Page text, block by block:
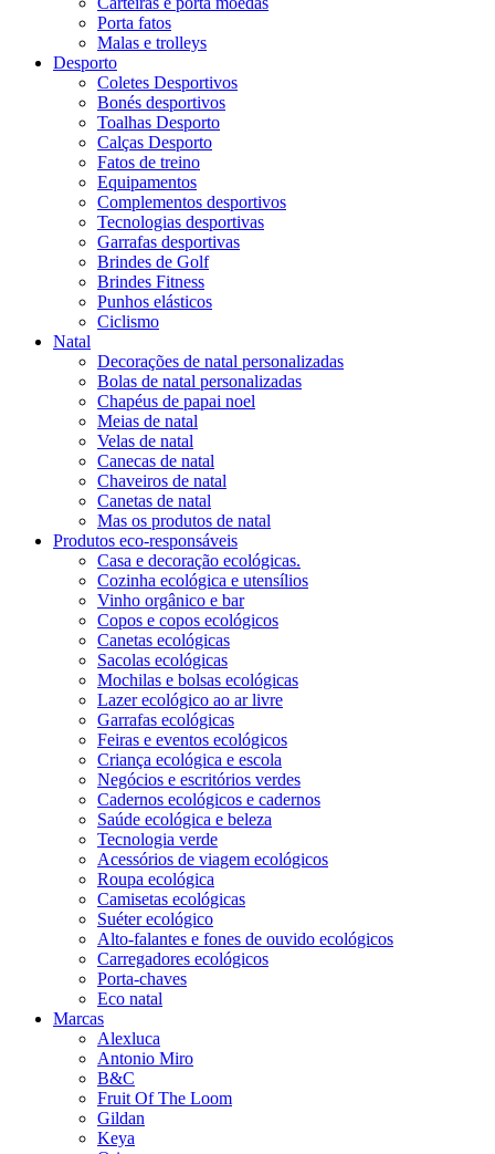
Porta fatos
Malas e trolleys
Desporto
Coletes Desportivos
Bonés desportivos
Toalhas Desporto
Calças Desporto
Fatos de treino
Equipamentos
Complementos desportivos
Tecnologias desportivas
Garrafas desportivas
Brindes de Golf
Brindes Fitness
Punhos elásticos
Ciclismo
Natal
Decorações de natal personalizadas
Bolas de natal personalizadas
Chapéus de papai noel
Meias de natal
Velas de natal
Canecas de natal
Chaveiros de natal
Canetas de natal
Mas os produtos de natal
Produtos eco-responsáveis
Casa e decoração ecológicas.
Cozinha ecológica e utensílios
Vinho orgânico e bar
Copos e copos ecológicos
Canetas ecológicas
Sacolas ecológicas
Mochilas e bolsas ecológicas
Lazer ecológico ao ar livre
Garrafas ecológicas
Feiras e eventos ecológicos
Criança ecológica e escola
Negócios e escritórios verdes
Cadernos ecológicos e cadernos
Saúde ecológica e beleza
Tecnologia verde
Acessórios de viagem ecológicos
Roupa ecológica
Camisetas ecológicas
Suéter ecológico
Alto-falantes e fones de ouvido ecológicos
Carregadores ecológicos
Porta-chaves
Eco natal
Marcas
Alexluca
Antonio Miro
B&C
Fruit Of The Loom
Gildan
Keya